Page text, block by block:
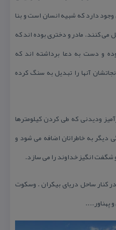
دارد كه شبیه انسان است و بنا
می كنند. مادر و دختری بوده اند كه
و دست به دعا برداشته اند كه
آنها را تبدیل به سنگ كرده
ودیدنی كه طی كردن كیلومترها
دیگر به خاطراتان اضافه می شود و
انگیز خداوند را می سازد.
كنار ساحل دریای بیكران . وسكوت
پهناور…..